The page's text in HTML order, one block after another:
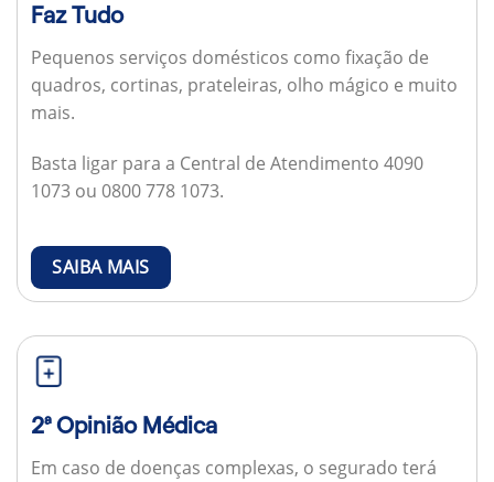
Faz Tudo
Pequenos serviços domésticos como fixação de
quadros, cortinas, prateleiras, olho mágico e muito
mais.
Basta ligar para a Central de Atendimento 4090
1073 ou 0800 778 1073.
SAIBA MAIS
2ª Opinião Médica
Em caso de doenças complexas, o segurado terá